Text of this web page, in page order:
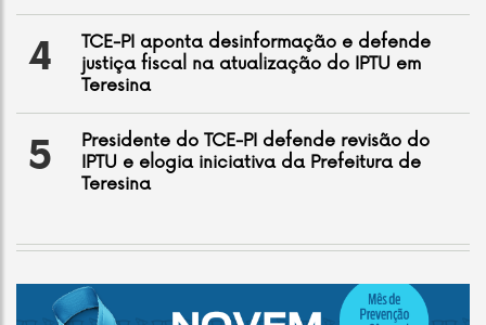
4
TCE-PI aponta desinformação e defende
justiça fiscal na atualização do IPTU em
Teresina
5
Presidente do TCE-PI defende revisão do
IPTU e elogia iniciativa da Prefeitura de
Teresina